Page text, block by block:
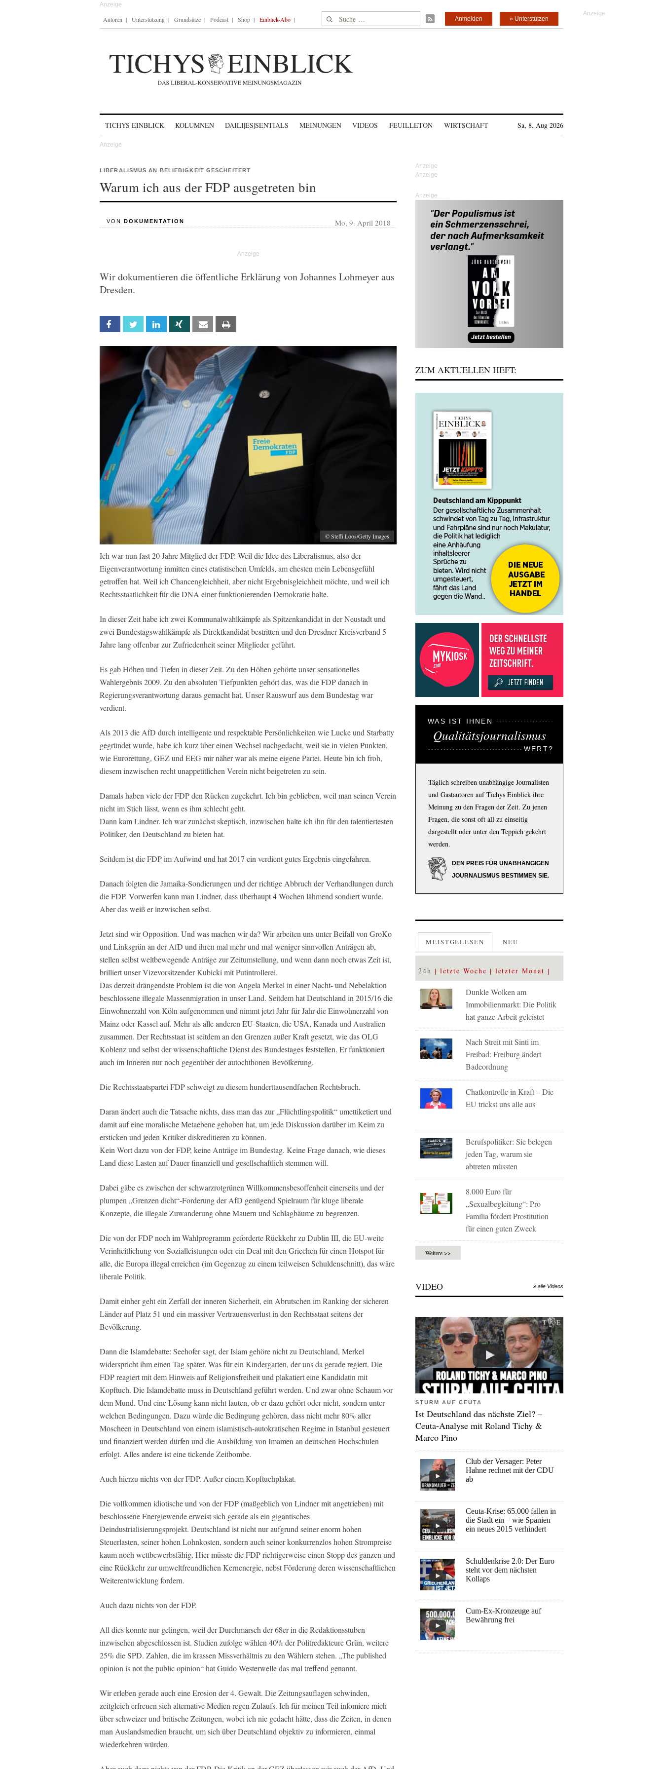
Autoren Unterstützung Grundsätze Podcast Shop Einblick-Abo Suche nach: » Unterstützen
Anmelden
TICHYS EINBLICK KOLUMNEN DAILI|ES|SENTIALS MEINUNGEN VIDEOS FEUILLETON WIRTSCHAFT Sa, 8. Aug 2026
LIBERALISMUS AN BELIEBIGKEIT GESCHEITERT
Warum ich aus der FDP ausgetreten bin
VON DOKUMENTATION Mo, 9. April 2018
Wir dokumentieren die öffentliche Erklärung von Johannes Lohmeyer aus
Dresden.
Facebook Twitter Linkedin Xing Email
© Steffi Loos/Getty Images
Ich war nun fast 20 Jahre Mitglied der FDP. Weil die Idee des Liberalismus, also der
Eigenverantwortung inmitten eines etatistischen Umfelds, am ehesten mein Lebensgefühl
getroffen hat. Weil ich Chancengleichheit, aber nicht Ergebnisgleichheit möchte, und weil ich
Rechtsstaatlichkeit für die DNA einer funktionierenden Demokratie halte.
In dieser Zeit habe ich zwei Kommunalwahlkämpfe als Spitzenkandidat in der Neustadt und
zwei Bundestagswahlkämpfe als Direktkandidat bestritten und den Dresdner Kreisverband 5
Jahre lang offenbar zur Zufriedenheit seiner Mitglieder geführt.
Es gab Höhen und Tiefen in dieser Zeit. Zu den Höhen gehörte unser sensationelles
Wahlergebnis 2009. Zu den absoluten Tiefpunkten gehört das, was die FDP danach in
Regierungsverantwortung daraus gemacht hat. Unser Rauswurf aus dem Bundestag war
verdient.
Als 2013 die AfD durch intelligente und respektable Persönlichkeiten wie Lucke und Starbatty
gegründet wurde, habe ich kurz über einen Wechsel nachgedacht, weil sie in vielen Punkten,
wie Eurorettung, GEZ und EEG mir näher war als meine eigene Partei. Heute bin ich froh,
diesem inzwischen recht unappetitlichen Verein nicht beigetreten zu sein.
Damals haben viele der FDP den Rücken zugekehrt. Ich bin geblieben, weil man seinen Verein
nicht im Stich lässt, wenn es ihm schlecht geht.
Dann kam Lindner. Ich war zunächst skeptisch, inzwischen halte ich ihn für den talentiertesten
Politiker, den Deutschland zu bieten hat.
Seitdem ist die FDP im Aufwind und hat 2017 ein verdient gutes Ergebnis eingefahren.
Danach folgten die Jamaika-Sondierungen und der richtige Abbruch der Verhandlungen durch
die FDP. Vorwerfen kann man Lindner, dass überhaupt 4 Wochen lähmend sondiert wurde.
Aber das weiß er inzwischen selbst.
Jetzt sind wir Opposition. Und was machen wir da? Wir arbeiten uns unter Beifall von GroKo
und Linksgrün an der AfD und ihren mal mehr und mal weniger sinnvollen Anträgen ab,
stellen selbst weltbewegende Anträge zur Zeitumstellung, und wenn dann noch etwas Zeit ist,
brilliert unser Vizevorsitzender Kubicki mit Putintrollerei.
Das derzeit drängendste Problem ist die von Angela Merkel in einer Nacht- und Nebelaktion
beschlossene illegale Massenmigration in unser Land. Seitdem hat Deutschland in 2015/16 die
Einwohnerzahl von Köln aufgenommen und nimmt jetzt Jahr für Jahr die Einwohnerzahl von
Mainz oder Kassel auf. Mehr als alle anderen EU-Staaten, die USA, Kanada und Australien
zusammen. Der Rechtsstaat ist seitdem an den Grenzen außer Kraft gesetzt, wie das OLG
Koblenz und selbst der wissenschaftliche Dienst des Bundestages feststellen. Er funktioniert
auch im Inneren nur noch gegenüber der autochthonen Bevölkerung.
Die Rechtsstaatspartei FDP schweigt zu diesem hunderttausendfachen Rechtsbruch.
Daran ändert auch die Tatsache nichts, dass man das zur „Flüchtlingspolitik“ umettiketiert und
damit auf eine moralische Metaebene gehoben hat, um jede Diskussion darüber im Keim zu
ersticken und jeden Kritiker diskreditieren zu können.
Kein Wort dazu von der FDP, keine Anträge im Bundestag. Keine Frage danach, wie dieses
Land diese Lasten auf Dauer finanziell und gesellschaftlich stemmen will.
Dabei gäbe es zwischen der schwarzrotgrünen Willkommensbesoffenheit einerseits und der
plumpen „Grenzen dicht“-Forderung der AfD genügend Spielraum für kluge liberale
Konzepte, die illegale Zuwanderung ohne Mauern und Schlagbäume zu begrenzen.
Die von der FDP noch im Wahlprogramm geforderte Rückkehr zu Dublin III, die EU-weite
Verinheitlichung von Sozialleistungen oder ein Deal mit den Griechen für einen Hotspot für
alle, die Europa illegal erreichen (im Gegenzug zu einem teilweisen Schuldenschnitt), das wäre
liberale Politik.
Damit einher geht ein Zerfall der inneren Sicherheit, ein Abrutschen im Ranking der sicheren
Länder auf Platz 51 und ein massiver Vertrauensverlust in den Rechtsstaat seitens der
Bevölkerung.
Dann die Islamdebatte: Seehofer sagt, der Islam gehöre nicht zu Deutschland, Merkel
widerspricht ihm einen Tag später. Was für ein Kindergarten, der uns da gerade regiert. Die
FDP reagiert mit dem Hinweis auf Religionsfreiheit und plakatiert eine Kandidatin mit
Kopftuch. Die Islamdebatte muss in Deutschland geführt werden. Und zwar ohne Schaum vor
dem Mund. Und eine Lösung kann nicht lauten, ob er dazu gehört oder nicht, sondern unter
welchen Bedingungen. Dazu würde die Bedingung gehören, dass nicht mehr 80% aller
Moscheen in Deutschland von einem islamistisch-autokratischen Regime in Istanbul gesteuert
und finanziert werden dürfen und die Ausbildung von Imamen an deutschen Hochschulen
erfolgt. Alles andere ist eine tickende Zeitbombe.
Auch hierzu nichts von der FDP. Außer einem Kopftuchplakat.
Die vollkommen idiotische und von der FDP (maßgeblich von Lindner mit angetrieben) mit
beschlossene Energiewende erweist sich gerade als ein gigantisches
Deindustrialisierungsprojekt. Deutschland ist nicht nur aufgrund seiner enorm hohen
Steuerlasten, seiner hohen Lohnkosten, sondern auch seiner konkurrenzlos hohen Strompreise
kaum noch wettbewerbsfähig. Hier müsste die FDP richtigerweise einen Stopp des ganzen und
eine Rückkehr zur umweltfreundlichen Kernenergie, nebst Förderung deren wissenschaftlichen
Weiterentwicklung fordern.
Auch dazu nichts von der FDP.
All dies konnte nur gelingen, weil der Durchmarsch der 68er in die Redaktionsstuben
inzwischen abgeschlossen ist. Studien zufolge wählen 40% der Politredakteure Grün, weitere
25% die SPD. Zahlen, die im krassen Missverhältnis zu den Wählern stehen. „The published
opinion is not the public opinion“ hat Guido Westerwelle das mal treffend genannt.
Wir erleben gerade auch eine Erosion der 4. Gewalt. Die Zeitungsauflagen schwinden,
zeitgleich erfreuen sich alternative Medien regen Zulaufs. Ich für meinen Teil infomiere mich
über schweizer und britische Zeitungen, wobei ich nie gedacht hätte, dass die Zeiten, in denen
man Auslandsmedien braucht, um sich über Deutschland objektiv zu informieren, einmal
wiederkehren würden.
Anzeige
ZUM AKTUELLEN HEFT:
WAS IST IHNEN
Qualitätsjournalismus
WERT?
Täglich schreiben unabhängige Journalisten
und Gastautoren auf Tichys Einblick ihre
Meinung zu den Fragen der Zeit. Zu jenen
Fragen, die sonst oft all zu einseitig
dargestellt oder unter den Teppich gekehrt
werden.
DEN PREIS FÜR UNABHÄNGIGEN
JOURNALISMUS BESTIMMEN SIE.
MEISTGELESEN NEU
24h letzte Woche letzter Monat
Dunkle Wolken am
Immobilienmarkt: Die Politik
hat ganze Arbeit geleistet
Nach Streit mit Sinti im
Freibad: Freiburg ändert
Badeordnung
Chatkontrolle in Kraft – Die
EU trickst uns alle aus
Berufspolitiker: Sie belegen
jeden Tag, warum sie
abtreten müssten
8.000 Euro für
„Sexualbegleitung“: Pro
Familia fördert Prostitution
für einen guten Zweck
Weitere >>
VIDEO » alle Videos
STURM AUF CEUTA
Ist Deutschland das nächste Ziel? –
Ceuta-Analyse mit Roland Tichy &
Marco Pino
Club der Versager: Peter
Hahne rechnet mit der CDU
ab
Ceuta-Krise: 65.000 fallen in
die Stadt ein – wie Spanien
ein neues 2015 verhindert
Schuldenkrise 2.0: Der Euro
steht vor dem nächsten
Kollaps
Cum-Ex-Kronzeuge auf
Bewährung frei